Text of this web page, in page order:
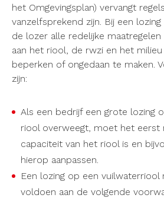
het Omgevingsplan) vervangt
vanzelfsprekend zijn. Bij een
de lozer alle redelijke
aan het riool, de rwzi en het
beperken of ongedaan te maken.
zijn:
Als een bedrijf een grote lozing
riool overweegt, moet het eerst
capaciteit van het riool is en
hierop aanpassen.
Een lozing op een
voldoen aan de volgende